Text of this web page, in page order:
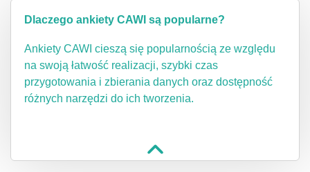
Dlaczego ankiety CAWI są popularne?
Ankiety CAWI cieszą się popularnością ze względu
na swoją łatwość realizacji, szybki czas
przygotowania i zbierania danych oraz dostępność
różnych narzędzi do ich tworzenia.